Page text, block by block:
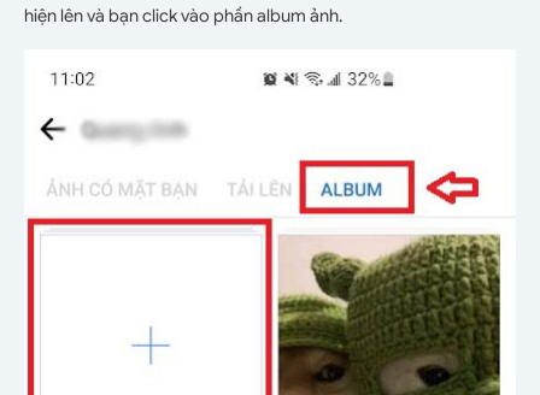
hiện lên và bạn click vào phần album ảnh.